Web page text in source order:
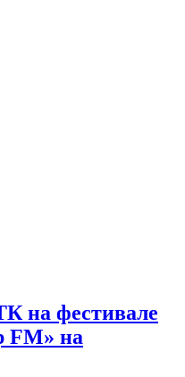
на фестивале
на